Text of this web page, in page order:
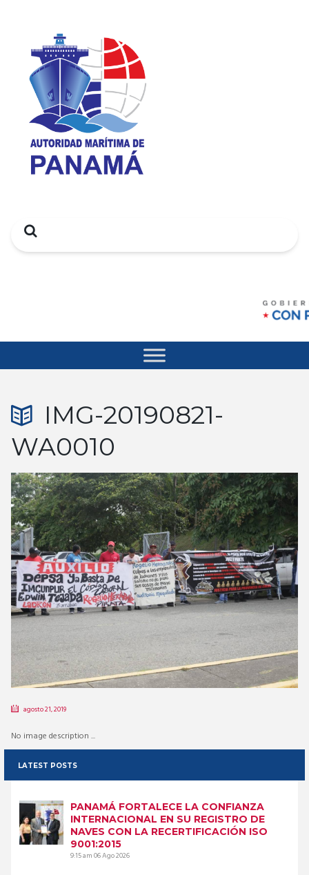
Search
IMG-20190821-
WA0010
agosto 21, 2019
No image description ...
LATEST POSTS
PANAMÁ FORTALECE LA CONFIANZA
INTERNACIONAL EN SU REGISTRO DE
NAVES CON LA RECERTIFICACIÓN ISO
9001:2015
9:15 am06 Ago 2026